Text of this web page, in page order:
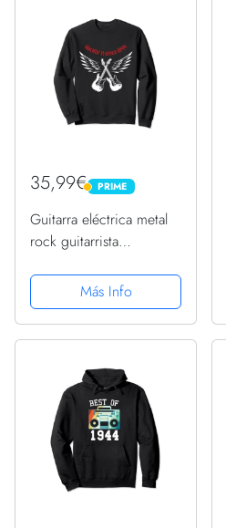
35,99€ PRIME
PRIME
Guitarra eléctrica metal
rock guitarrista
SudaderaMás Info